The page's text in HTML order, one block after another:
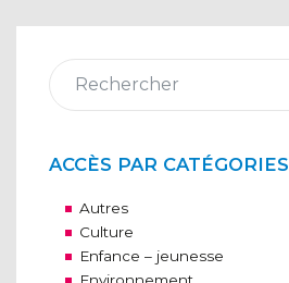
ACCÈS PAR CATÉGORIES
Autres
Culture
Enfance – jeunesse